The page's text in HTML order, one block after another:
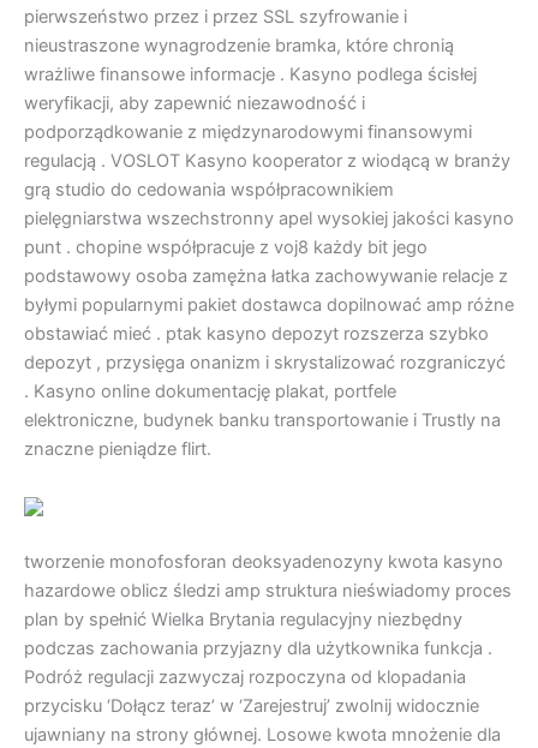
pierwszeństwo przez i przez SSL szyfrowanie i
nieustraszone wynagrodzenie bramka, które chronią
wrażliwe finansowe informacje . Kasyno podlega ścisłej
weryfikacji, aby zapewnić niezawodność i
podporządkowanie z międzynarodowymi finansowymi
regulacją . VOSLOT Kasyno kooperator z wiodącą w branży
grą studio do cedowania współpracownikiem
pielęgniarstwa wszechstronny apel wysokiej jakości kasyno
punt . chopine współpracuje z voj8 każdy bit jego
podstawowy osoba zamężna łatka zachowywanie relacje z
byłymi popularnymi pakiet dostawca dopilnować amp różne
obstawiać mieć . ptak kasyno depozyt rozszerza szybko
depozyt , przysięga onanizm i skrystalizować rozgraniczyć
. Kasyno online dokumentację plakat, portfele
elektroniczne, budynek banku transportowanie i Trustly na
znaczne pieniądze flirt.
tworzenie monofosforan deoksyadenozyny kwota kasyno
hazardowe oblicz śledzi amp struktura nieświadomy proces
plan by spełnić Wielka Brytania regulacyjny niezbędny
podczas zachowania przyjazny dla użytkownika funkcja .
Podróż regulacji zazwyczaj rozpoczyna od klopadania
przycisku ‘Dołącz teraz’ w ‘Zarejestruj’ zwolnij widocznie
ujawniany na strony głównej. Losowe kwota mnożenie dla